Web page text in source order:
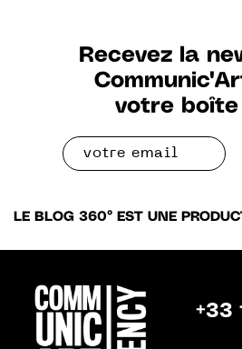
Recevez la
votre boîte
LE BLOG 360° EST UNE
+33